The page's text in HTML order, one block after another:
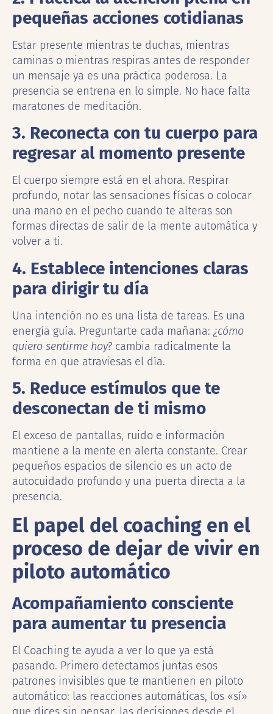
pequeñas acciones cotidianas
Estar presente mientras te duchas, mientras
caminas o mientras respiras antes de responder
un mensaje ya es una práctica poderosa. La
presencia se entrena en lo simple. No hace falta
maratones de meditación.
3. Reconecta con tu cuerpo para
regresar al momento presente
El cuerpo siempre está en el ahora. Respirar
profundo, notar las sensaciones físicas o colocar
una mano en el pecho cuando te alteras son
formas directas de salir de la mente automática y
volver a ti.
4. Establece intenciones claras
para dirigir tu día
Una intención no es una lista de tareas. Es una
energía guía. Preguntarte cada mañana: ¿cómo
quiero sentirme hoy? cambia radicalmente la
forma en que atraviesas el día.
5. Reduce estímulos que te
desconectan de ti mismo
El exceso de pantallas, ruido e información
mantiene a la mente en alerta constante. Crear
pequeños espacios de silencio es un acto de
autocuidado profundo y una puerta directa a la
presencia.
El papel del coaching en el
proceso de dejar de vivir en
piloto automático
Acompañamiento consciente
para aumentar tu presencia
El Coaching te ayuda a ver lo que ya está
pasando. Primero detectamos juntas esos
patrones invisibles que te mantienen en piloto
automático: las reacciones automáticas, los «sí»